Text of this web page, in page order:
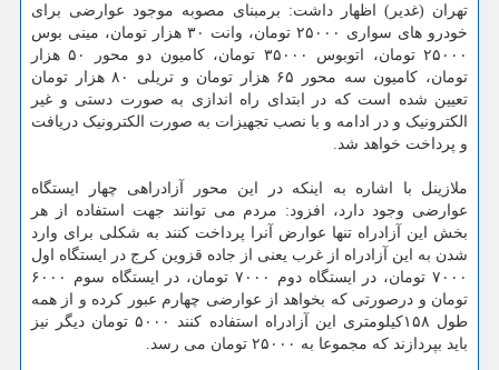
تهران (غدیر) اظهار داشت: برمبنای مصوبه موجود عوارضی برای
خودرو های سواری ۲۵۰۰۰ تومان، وانت ۳۰ هزار تومان، مینی بوس
۲۵۰۰۰ تومان، اتوبوس ۳۵۰۰۰ تومان، کامیون دو محور ۵۰ هزار
تومان، کامیون سه محور ۶۵ هزار تومان و تریلی ۸۰ هزار تومان
تعیین شده است که در ابتدای راه اندازی به صورت دستی و غیر
الکترونیک و در ادامه و با نصب تجهیزات به صورت الکترونیک دریافت
و پرداخت خواهد شد.
ملازینل با اشاره به اینکه در این محور آزادراهی چهار ایستگاه
عوارضی وجود دارد، افزود: مردم می توانند جهت استفاده از هر
بخش این آزادراه تنها عوارض آنرا پرداخت کنند به شکلی برای وارد
شدن به این آزادراه از غرب یعنی از جاده قزوین کرج در ایستگاه اول
۷۰۰۰ تومان، در ایستگاه دوم ۷۰۰۰ تومان، در ایستگاه سوم ۶۰۰۰
تومان و درصورتی که بخواهد از عوارضی چهارم عبور کرده و از همه
طول ۱۵۸کیلومتری این آزادراه استفاده کنند ۵۰۰۰ تومان دیگر نیز
باید بپردازند که مجموعا به ۲۵۰۰۰ تومان می رسد.